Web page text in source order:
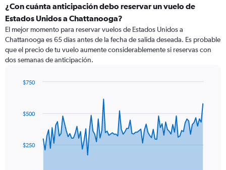
¿Con cuánta anticipación debo reservar un vuelo de
Estados Unidos a Chattanooga?
El mejor momento para reservar vuelos de Estados Unidos a
Chattanooga es 65 días antes de la fecha de salida deseada. Es probable
que el precio de tu vuelo aumente considerablemente si reservas con
dos semanas de anticipación.
data
The
$250
$500
$750